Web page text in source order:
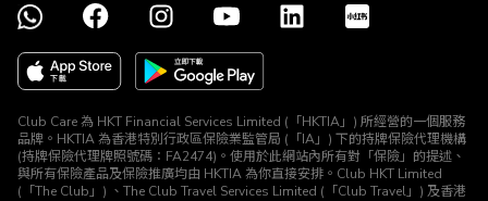
Club Care 為 HKT Financial Services Limited (「HKTIA」) 所經營的一個服務
品牌。HKTIA 為香港特別行政區保險業監管局 (「IA」) 下的持牌保險代理機構
(持牌保險代理牌照號碼：FA2474)。使用於此網站內所有對「保險」的提述、
與所有保險產品及保險推廣均由 HKTIA 為你直接安排。Club HKT Limited
(「The Club」) 、The Club Travel Services Limited (「Club Travel」) 及香港